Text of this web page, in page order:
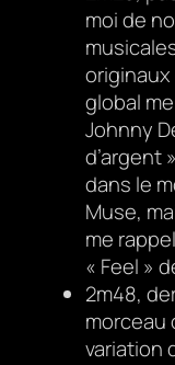
moi de
originaux
global
Johnny
d’argent
dans le
Muse,
me
« Feel »
2m48,
morceau
variation